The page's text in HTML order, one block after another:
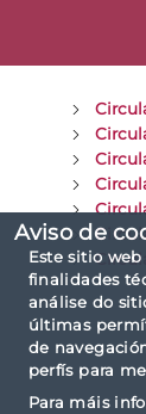
Aviso de
Este sitio
finalidades
análise do
últimas
de
perfís para
Para máis